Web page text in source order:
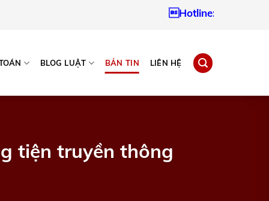
0937967242
BLOG LUẬT BẢN TIN LIÊN HỆ
tiện truyền thông